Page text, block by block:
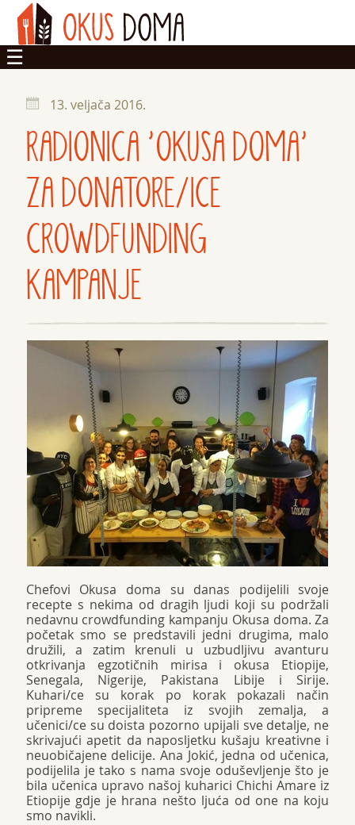
ZADRUGA
13. veljača 2016.
RADIONICA 'OKUSA DOMA'
ZA DONATORE/ICE
CROWDFUNDING
KAMPANJE
Chefovi Okusa doma su danas podijelili svoje
recepte s nekima od dragih ljudi koji su podržali
nedavnu crowdfunding kampanju Okusa doma. Za
početak smo se predstavili jedni drugima, malo
družili, a zatim krenuli u uzbudljivu avanturu
otkrivanja egzotičnih mirisa i okusa Etiopije,
Senegala, Nigerije, Pakistana Libije i Sirije.
Kuhari/ce su korak po korak pokazali način
pripreme specijaliteta iz svojih zemalja, a
učenici/ce su doista pozorno upijali sve detalje, ne
skrivajući apetit da naposljetku kušaju kreativne i
neuobičajene delicije. Ana Jokić, jedna od učenica,
podijelila je tako s nama svoje oduševljenje što je
bila učenica upravo našoj kuharici Chichi Amare iz
Etiopije gdje je hrana nešto ljuća od one na koju
smo navikli.